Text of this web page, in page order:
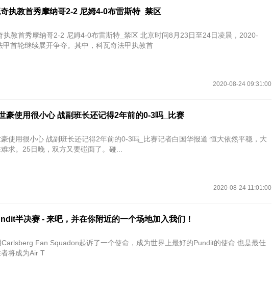
执教首秀摩纳哥2-2 尼姆4-0布雷斯特_禁区
摩纳哥2-2 尼姆4-0布雷斯特_禁区 北京时间8月23日至24日凌晨，2020-
甲首轮继续展开争夺。其中，科瓦奇法甲执教首
2020-08-24 09:31:00
豪使用很小心 战副班长还记得2年前的0-3吗_比赛
使用很小心 战副班长还记得2年前的0-3吗_比赛记者白国华报道 恒大依然平稳，大
求。25日晚，双方又要碰面了。碰...
2020-08-24 11:01:00
半决赛 - 来吧，并在你附近的一个场地加入我们！
Fan Squadon起诉了一个使命，成为世界上最好的Pundit的使命 也是最佳
将成为Air T